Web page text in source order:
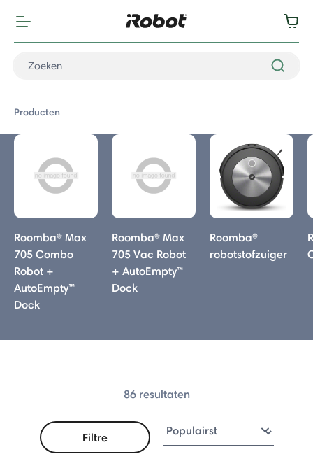
Producten
Roomba® Max
705 Combo
Robot +
AutoEmpty™
Dock
Roomba® Max
705 Vac Robot
+ AutoEmpty™
Dock
Roomba®
robotstofzuiger
715 Vac
415 Combo
86 resultaten
Filtre